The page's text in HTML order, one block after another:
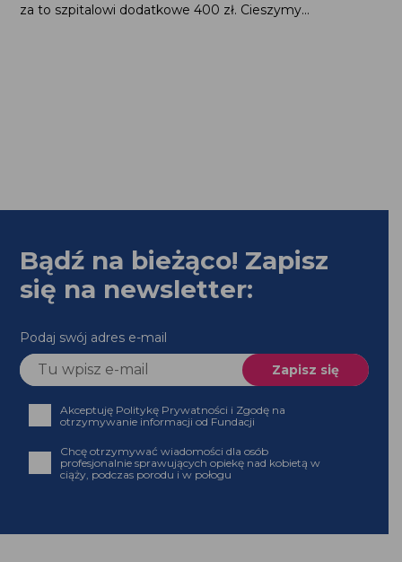
za to szpitalowi dodatkowe 400 zł. Cieszymy...
Bądź na bieżąco! Zapisz
się na newsletter:
Podaj swój adres e-mail
Akceptuję Politykę Prywatności i Zgodę na
otrzymywanie informacji od Fundacji
Chcę otrzymywać wiadomości dla osób
profesjonalnie sprawujących opiekę nad kobietą w
ciąży, podczas porodu i w połogu